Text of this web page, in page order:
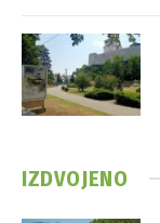
IZDVOJENO